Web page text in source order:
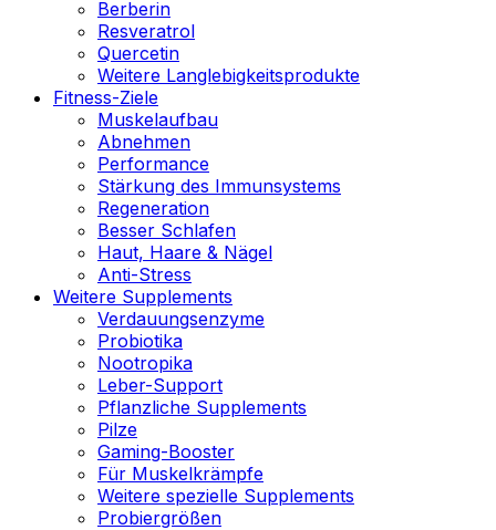
Berberin
Resveratrol
Quercetin
Weitere Langlebigkeitsprodukte
Fitness-Ziele
Muskelaufbau
Abnehmen
Performance
Stärkung des Immunsystems
Regeneration
Besser Schlafen
Haut, Haare & Nägel
Anti-Stress
Weitere Supplements
Verdauungsenzyme
Probiotika
Nootropika
Leber-Support
Pflanzliche Supplements
Pilze
Gaming-Booster
Für Muskelkrämpfe
Weitere spezielle Supplements
Probiergrößen